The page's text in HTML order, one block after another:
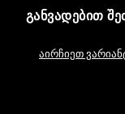
ᲒᲐᲜᲕᲐᲓᲔᲑᲘᲗ
აირჩიეთ